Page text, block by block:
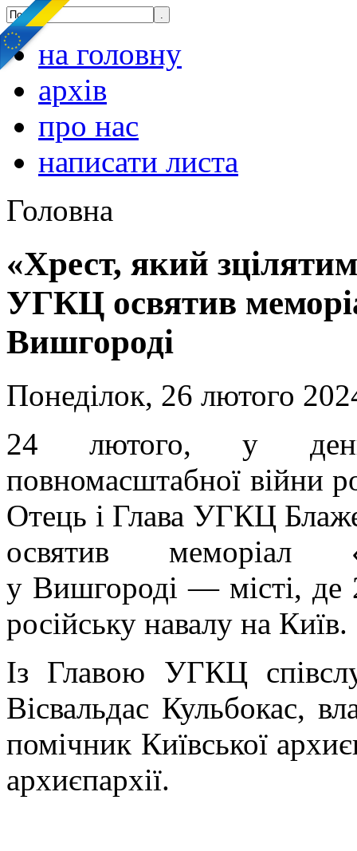
на головну
архів
про нас
написати листа
Головна
«Хрест, який
УГКЦ освятив
Вишгороді
Понеділок, 26 лютого
24 лютого, у
повномасштабної війни
Отець і Глава УГКЦ
освятив меморіал
у Вишгороді — місті, де
російську навалу на Київ.
Із Главою УГКЦ
Вісвальдас Кульбокас,
помічник Київської
архиєпархії.